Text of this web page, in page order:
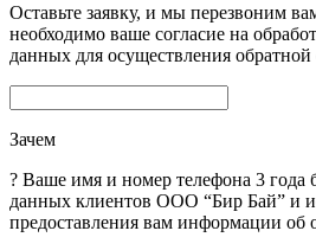
Оставьте заявку, и мы перезвоним
необходимо ваше согласие на
данных для осуществления обратной
Зачем
? Ваше имя и номер телефона 3 года
данных клиентов ООО “Бир Бай” и
предоставления вам информации об